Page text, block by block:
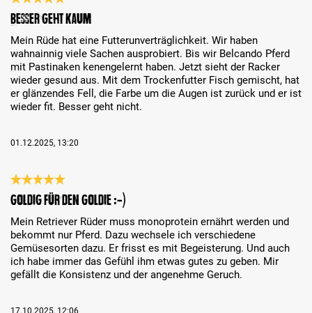
Análise com classificação de 5 de 5 estrelas
Besser geht kaum
Mein Rüde hat eine Futterunverträglichkeit. Wir haben
wahnainnig viele Sachen ausprobiert. Bis wir Belcando Pferd
mit Pastinaken kenengelernt haben. Jetzt sieht der Racker
wieder gesund aus. Mit dem Trockenfutter Fisch gemischt, hat
er glänzendes Fell, die Farbe um die Augen ist zurück und er ist
wieder fit. Besser geht nicht.
01.12.2025, 13:20
Análise com classificação de 5 de 5 estrelas
Goldig für den Goldie :-)
Mein Retriever Rüder muss monoprotein ernährt werden und
bekommt nur Pferd. Dazu wechsele ich verschiedene
Gemüsesorten dazu. Er frisst es mit Begeisterung. Und auch
ich habe immer das Gefühl ihm etwas gutes zu geben. Mir
gefällt die Konsistenz und der angenehme Geruch.
17.10.2025, 12:06